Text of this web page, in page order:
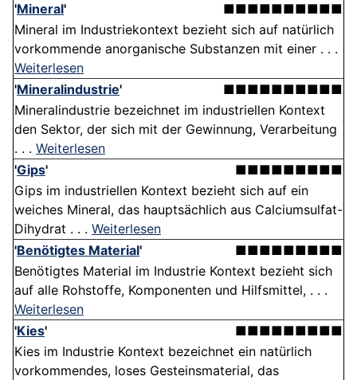
'Mineral'
■■■■■■■■■■
Mineral im Industriekontext bezieht sich auf natürlich
vorkommende anorganische Substanzen mit einer . . .
Weiterlesen
'Mineralindustrie'
■■■■■■■■■■
Mineralindustrie bezeichnet im industriellen Kontext
den Sektor, der sich mit der Gewinnung, Verarbeitung
. . . Weiterlesen
'Gips'
■■■■■■■■■
Gips im industriellen Kontext bezieht sich auf ein
weiches Mineral, das hauptsächlich aus Calciumsulfat-
Dihydrat . . . Weiterlesen
'Benötigtes Material'
■■■■■■■■■
Benötigtes Material im Industrie Kontext bezieht sich
auf alle Rohstoffe, Komponenten und Hilfsmittel, . . .
Weiterlesen
'Kies'
■■■■■■■■■
Kies im Industrie Kontext bezeichnet ein natürlich
vorkommendes, loses Gesteinsmaterial, das